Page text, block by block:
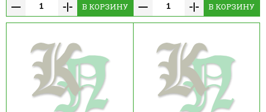
В КОРЗИНУ В КОРЗИНУ